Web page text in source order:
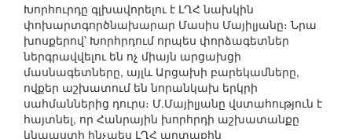
Խորհուրդը գլխավորելու է ԼՂՀ նախկին
փոխարտգործնախարար Մասիս Մայիլյանը։ Նրա
խոսքերով՝ Խորհրդում որպես փորձագետներ
ներգրավվելու են ոչ միայն արցախցի
մասնագետները, այլև Արցախի բարեկամները,
ովքեր աշխատում են նորանկախ երկրի
սահմաններից դուրս։ Մ.Մայիլյանը վստահություն է
հայտնել, որ Հանրային խորհրդի աշխատանքը
կնպաստի ինչպես ԼՂՀ արտաքին